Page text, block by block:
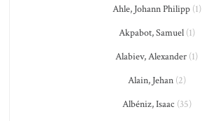
Ahle, Johann Philipp(1)
Akpabot, Samuel(1)
Alabiev, Alexander (1)
Alain, Jehan(2)
Albéniz, Isaac (35)